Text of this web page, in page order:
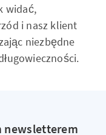
widać,
i nasz klient
niezbędne
newsletterem